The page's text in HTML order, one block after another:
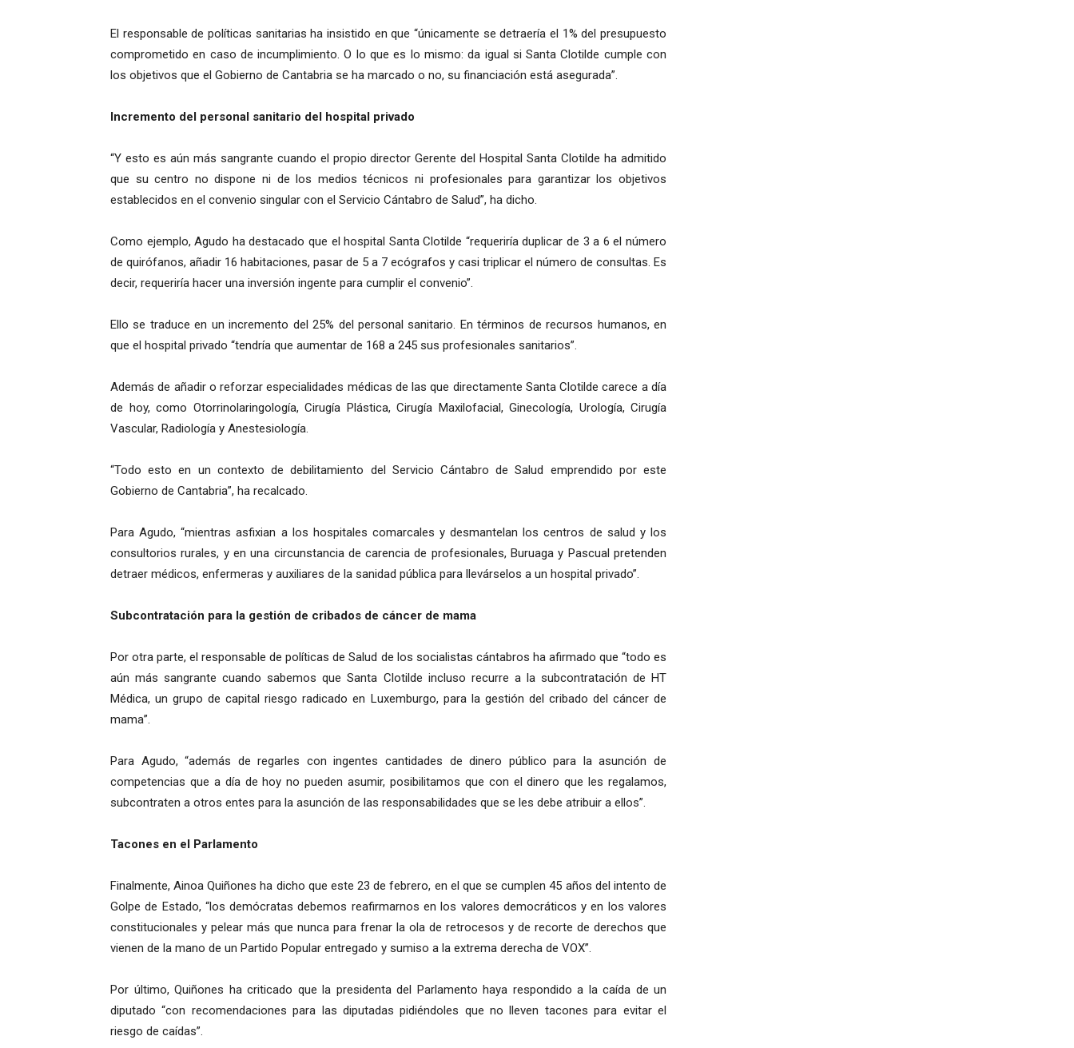
El responsable de políticas sanitarias ha insistido en que “únicamente se detraería el 1% del presupuesto
comprometido en caso de incumplimiento. O lo que es lo mismo: da igual si Santa Clotilde cumple con
los objetivos que el Gobierno de Cantabria se ha marcado o no, su financiación está asegurada”.
Incremento del personal sanitario del hospital privado
“Y esto es aún más sangrante cuando el propio director Gerente del Hospital Santa Clotilde ha admitido
que su centro no dispone ni de los medios técnicos ni profesionales para garantizar los objetivos
establecidos en el convenio singular con el Servicio Cántabro de Salud”, ha dicho.
Como ejemplo, Agudo ha destacado que el hospital Santa Clotilde “requeriría duplicar de 3 a 6 el número
de quirófanos, añadir 16 habitaciones, pasar de 5 a 7 ecógrafos y casi triplicar el número de consultas. Es
decir, requeriría hacer una inversión ingente para cumplir el convenio”.
Ello se traduce en un incremento del 25% del personal sanitario. En términos de recursos humanos, en
que el hospital privado “tendría que aumentar de 168 a 245 sus profesionales sanitarios”.
Además de añadir o reforzar especialidades médicas de las que directamente Santa Clotilde carece a día
de hoy, como Otorrinolaringología, Cirugía Plástica, Cirugía Maxilofacial, Ginecología, Urología, Cirugía
Vascular, Radiología y Anestesiología.
“Todo esto en un contexto de debilitamiento del Servicio Cántabro de Salud emprendido por este
Gobierno de Cantabria”, ha recalcado.
Para Agudo, “mientras asfixian a los hospitales comarcales y desmantelan los centros de salud y los
consultorios rurales, y en una circunstancia de carencia de profesionales, Buruaga y Pascual pretenden
detraer médicos, enfermeras y auxiliares de la sanidad pública para llevárselos a un hospital privado”.
Subcontratación para la gestión de cribados de cáncer de mama
Por otra parte, el responsable de políticas de Salud de los socialistas cántabros ha afirmado que “todo es
aún más sangrante cuando sabemos que Santa Clotilde incluso recurre a la subcontratación de HT
Médica, un grupo de capital riesgo radicado en Luxemburgo, para la gestión del cribado del cáncer de
mama”.
Para Agudo, “además de regarles con ingentes cantidades de dinero público para la asunción de
competencias que a día de hoy no pueden asumir, posibilitamos que con el dinero que les regalamos,
subcontraten a otros entes para la asunción de las responsabilidades que se les debe atribuir a ellos”.
Tacones en el Parlamento
Finalmente, Ainoa Quiñones ha dicho que este 23 de febrero, en el que se cumplen 45 años del intento de
Golpe de Estado, “los demócratas debemos reafirmarnos en los valores democráticos y en los valores
constitucionales y pelear más que nunca para frenar la ola de retrocesos y de recorte de derechos que
vienen de la mano de un Partido Popular entregado y sumiso a la extrema derecha de VOX”.
Por último, Quiñones ha criticado que la presidenta del Parlamento haya respondido a la caída de un
diputado “con recomendaciones para las diputadas pidiéndoles que no lleven tacones para evitar el
riesgo de caídas”.